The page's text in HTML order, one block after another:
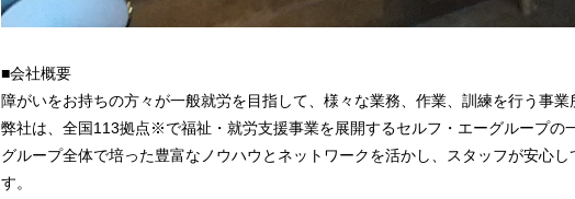
■会社概要
障がいをお持ちの方々が一般就労を目指して、様々な業務、作業、訓練を行う事業
弊社は、全国113拠点※で福祉・就労支援事業を展開するセルフ・エーグループの
グループ全体で培った豊富なノウハウとネットワークを活かし、スタッフが安心
す。